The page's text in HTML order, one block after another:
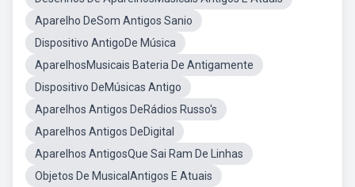
Aparelho DeSom Antigos Sanio
Dispositivo AntigoDe Música
AparelhosMusicais Bateria De Antigamente
Dispositivo DeMúsicas Antigo
Aparelhos Antigos DeRádios Russo's
Aparelhos Antigos DeDigital
Aparelhos AntigosQue Sai Ram De Linhas
Objetos De MusicalAntigos E Atuais